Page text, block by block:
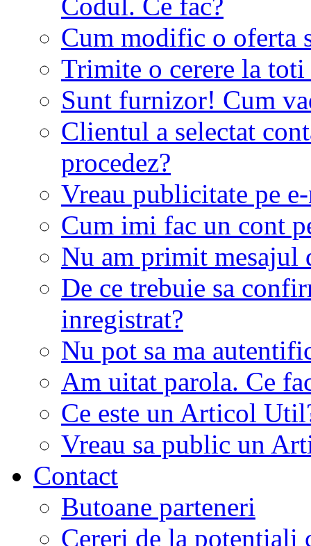
Cum modific o oferta
Trimite o cerere la
Sunt furnizor! Cum
Clientul a selectat
procedez?
Vreau publicitate pe
Cum imi fac un cont
Nu am primit mesajul
De ce trebuie sa
inregistrat?
Nu pot sa ma
Am uitat parola. Ce
Ce este un Articol
Vreau sa public un
Contact
Butoane parteneri
Cereri de la potentiali